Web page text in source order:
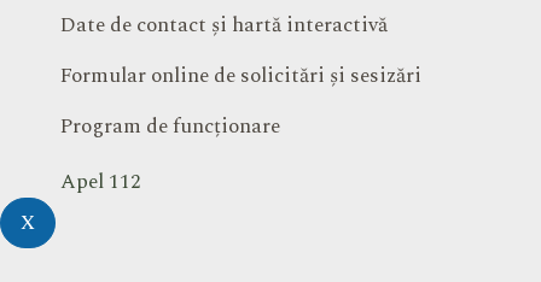
Date de contact și hartă interactivă
Formular online de solicitări și sesizări
Program de funcționare
Apel 112
X